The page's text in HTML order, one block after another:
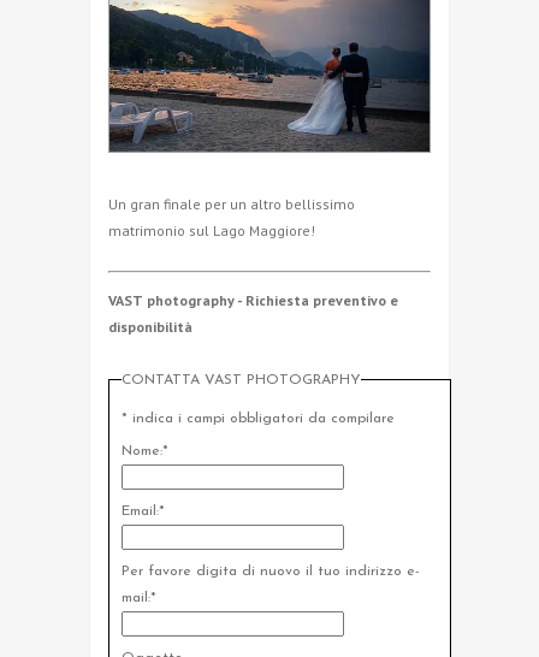
Un gran finale per un altro bellissimo
matrimonio sul Lago Maggiore!
VAST photography - Richiesta preventivo e
disponibilità
CONTATTA VAST PHOTOGRAPHY
* indica i campi obbligatori da compilare
Nome:*
Email:*
Per favore digita di nuovo il tuo indirizzo e-
mail:*